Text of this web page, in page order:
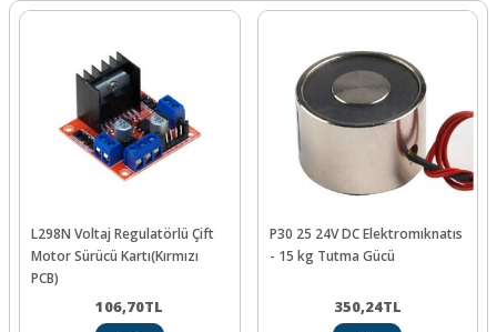
L298N Voltaj Regulatörlü Çift
Motor Sürücü Kartı(Kırmızı
PCB)
106,70TL
P30 25 24V DC Elektromıknatıs
- 15 kg Tutma Gücü
350,24TL